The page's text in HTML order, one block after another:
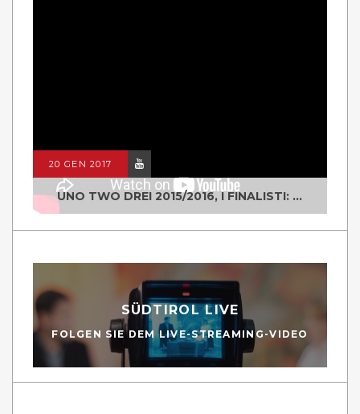
20 GEN 2017
UNO TWO DREI 2015/2016, I FINALISTI: CLASSE IV ALS ISTITUTO "DEGASPERI" BORGO VALSUGANA
SÜDTIROL LIVE
FOLGEN SIE DEM LIVE-STREAMING-VIDEO